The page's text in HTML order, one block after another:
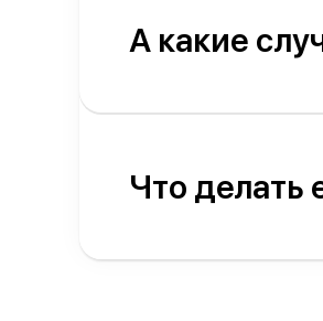
А какие
Что делать